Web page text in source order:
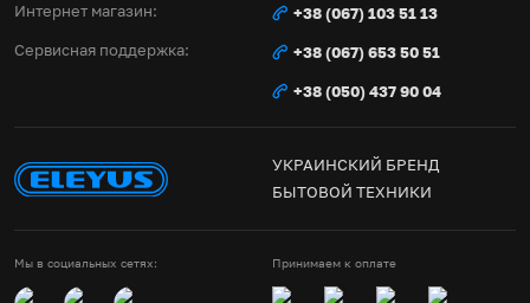
Интернет магазин:
+38 (067) 103 51 13
Сервисная поддержка:
+38 (067) 653 50 51
+38 (050) 437 90 04
УКРАИНСКИЙ БРЕНД
БЫТОВОЙ ТЕХНИКИ
Мы в социальных сетях: Принимаем к оплате